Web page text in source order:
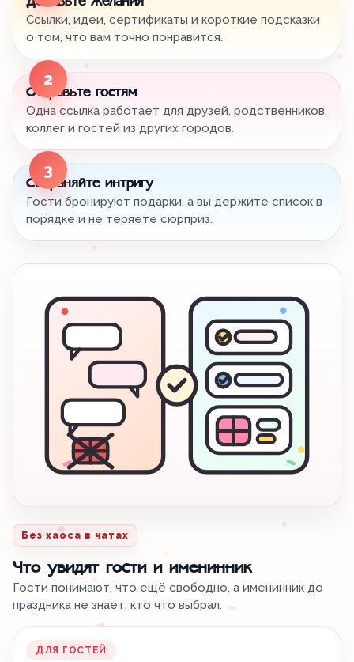
Ссылки, идеи, сертификаты и короткие подсказки
о том, что вам точно понравится.
2
Отправьте гостям
Одна ссылка работает для друзей, родственников,
коллег и гостей из других городов.
3
Сохраняйте интригу
Гости бронируют подарки, а вы держите список в
порядке и не теряете сюрприз.
Без хаоса в чатах
Что увидят гости и именинник
Гости понимают, что ещё свободно, а именинник до
праздника не знает, кто что выбрал.
ДЛЯ ГОСТЕЙ